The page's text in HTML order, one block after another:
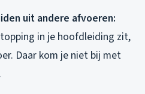
uit andere afvoeren:
in je hoofdleiding zit,
Daar kom je niet bij met